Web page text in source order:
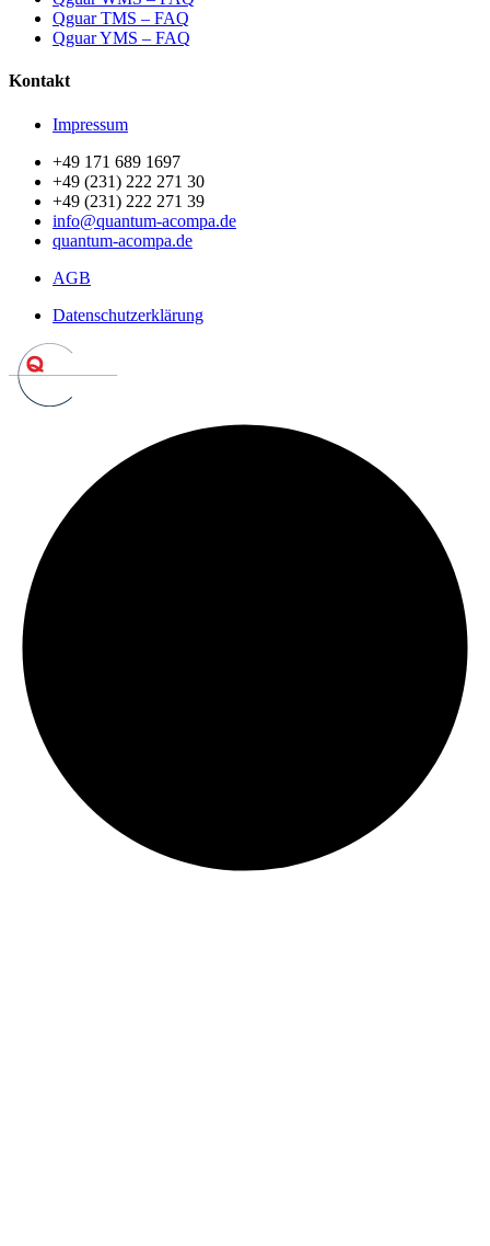
Qguar TMS – FAQ
Qguar YMS – FAQ
Kontakt
Impressum
+49 171 689 1697
+49 (231) 222 271 30
+49 (231) 222 271 39
info@quantum-acompa.de
quantum-acompa.de
AGB
Datenschutzerklärung